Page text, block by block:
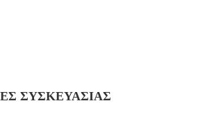
ΣΥΣΚΕΥΑΣΙΑΣ